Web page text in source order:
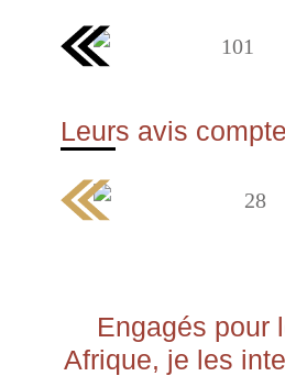
Leurs avis
Engagés pour
Afrique, je les